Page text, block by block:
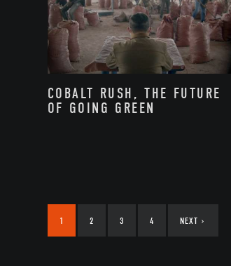
COBALT RUSH, THE FUTURE
OF GOING GREEN
1 2 3 4 NEXT ›